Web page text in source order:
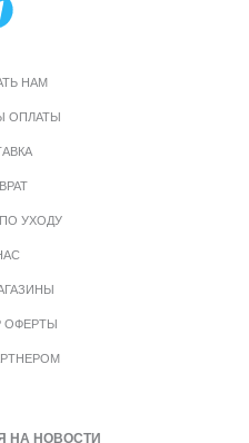
НАМ
ОПЛАТЫ
УХОДУ
ОФЕРТЫ
НА НОВОСТИ